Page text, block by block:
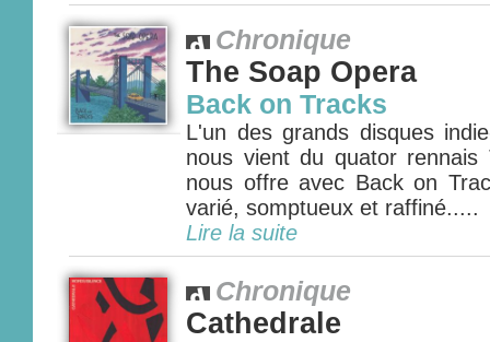
Chronique
The Soap Opera
Back on Tracks
L'un des grands disques
nous vient du quator rennais
nous offre avec Back on
varié, somptueux et raffiné.....
Lire la suite
Chronique
Cathedrale